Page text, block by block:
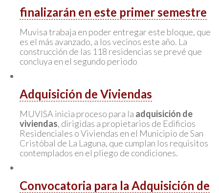
finalizarán en este primer semestre
Muvisa trabaja en poder entregar este bloque, que
es el más avanzado, a los vecinos este año. La
construcción de las 118 residencias se prevé que
concluya en el segundo periodo
Adquisición de Viviendas
MUVISA inicia proceso para la adquisición de
viviendas, dirigidas a propietarios de Edificios
Residenciales o Viviendas en el Municipio de San
Cristóbal de La Laguna, que cumplan los requisitos
contemplados en el pliego de condiciones.
Convocatoria para la Adquisición de